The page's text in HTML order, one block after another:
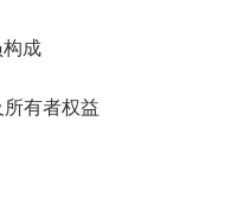
成
有者权益